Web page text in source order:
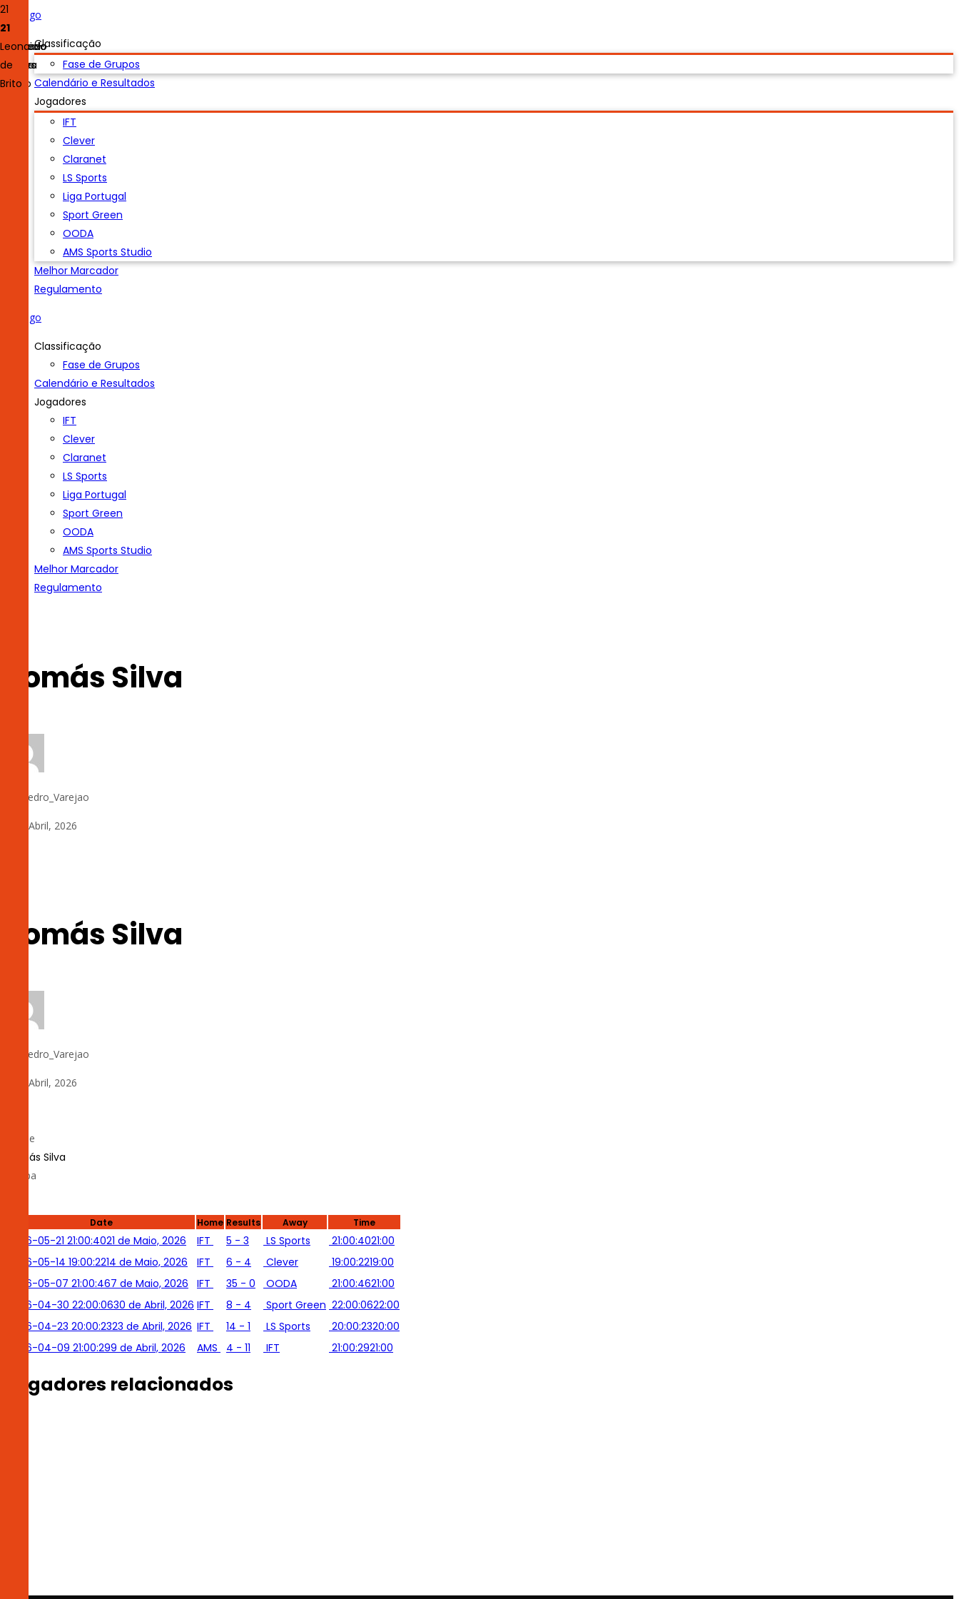
Classificação
Fase de Grupos
Calendário e Resultados
Jogadores
IFT
Clever
Claranet
LS Sports
Liga Portugal
Sport Green
OODA
AMS Sports Studio
Melhor Marcador
Regulamento
Classificação
Fase de Grupos
Calendário e Resultados
Jogadores
IFT
Clever
Claranet
LS Sports
Liga Portugal
Sport Green
OODA
AMS Sports Studio
Melhor Marcador
Regulamento
Tomás Silva
Pedro_Varejao
8 de Abril, 2026
Tomás Silva
Pedro_Varejao
8 de Abril, 2026
Nome
Tomás Silva
Equipa
Date Home Results Away Time
2026-05-21 21:00:4021 de Maio, 2026 IFT 5 - 3 LS Sports 21:00:4021:00
2026-05-14 19:00:2214 de Maio, 2026 IFT 6 - 4 Clever 19:00:2219:00
2026-05-07 21:00:467 de Maio, 2026 IFT 35 - 0 OODA 21:00:4621:00
2026-04-30 22:00:0630 de Abril, 2026 IFT 8 - 4 Sport Green 22:00:0622:00
2026-04-23 20:00:2323 de Abril, 2026 IFT 14 - 1 LS Sports 20:00:2320:00
2026-04-09 21:00:299 de Abril, 2026 AMS 4 - 11 IFT 21:00:2921:00
Jogadores relacionados
7
7
António
Lopes
20
20
Duarte
Félix
4
4Luís
Machado
10
10
Pedro
Ferreira
23
23
Nuno
Pereira
16
16
Celso
Simões
27
27
João
Pedro
Araújo
21
21
Leonardo
de
Brito